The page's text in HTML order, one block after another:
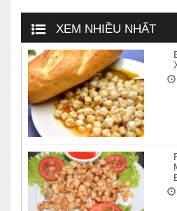
XEM NHIỀU NHẤT